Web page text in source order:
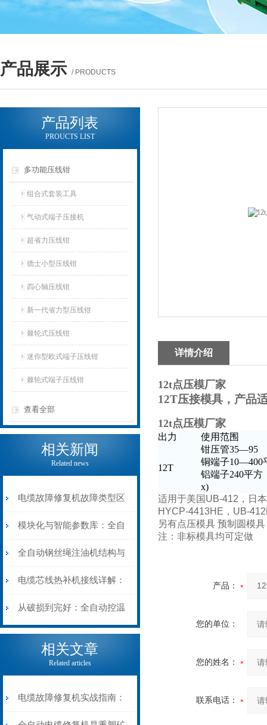
产品展示 / PRODUCTS
产品列表
PROUCTS LIST
多功能压线钳
组合式套装工具
气动式端子压接机
超省力压线钳
德士小型压线钳
四心轴压线钳
新一代省力型压线钳
棘轮式压线钳
迷你型欧式端子压线钳
棘轮式端子压线钳
查看全部
相关新闻
Related news
电缆故障修复机故障类型区
分指南：从“绝缘电
阻”到“波形特征”的精准诊
断逻辑
模块化与智能参数库：全自
动电缆修复机的快速换型逻
辑
全自动钢丝绳注油机结构与
工作原理：揭秘高效润滑的
机械密码
电缆芯线热补机接线详解：
从入门到精通
从破损到完好：全自动控温
电缆热补机的核心价值
相关文章
Related articles
电缆故障修复机实战指南：
详情介绍
12t点压模厂家
12T压接模具，产品
12t点压模厂家
出力 使用范围
12T
钳压管35—95
铜端子10—400
铝端子240平方
x)
适用于美国 UB-412 ，日本
HYCP-4413HE ，UB-
另有点压模具 预制圆模具
注：非标模具均可定做
产品：
您的单位：
您的姓名：
联系电话：